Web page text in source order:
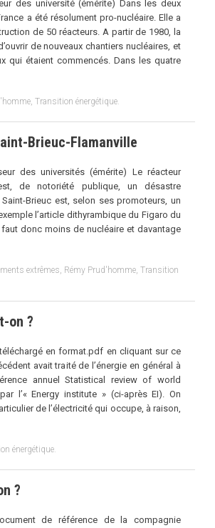
des université (émérite) Dans les deux
a été résolument pro-nucléaire. Elle a
de 50 réacteurs. A partir de 1980, la
de nouveaux chantiers nucléaires, et
qui étaient commencés. Dans les quatre
Transition énergétique
Brieuc-Flamanville
des universités (émérite) Le réacteur
de notoriété publique, un désastre
Brieuc est, selon ses promoteurs, un
l’article dithyrambique du Figaro du
donc moins de nucléaire et davantage
extrêmes Rémy Prud'homme Transition
on ?
en format.pdf en cliquant sur ce
avait traité de l’énergie en général à
annuel Statistical review of world
l’« Energy institute » (ci-après EI). On
de l’électricité qui occupe, à raison,
énergétique
?
de référence de la compagnie